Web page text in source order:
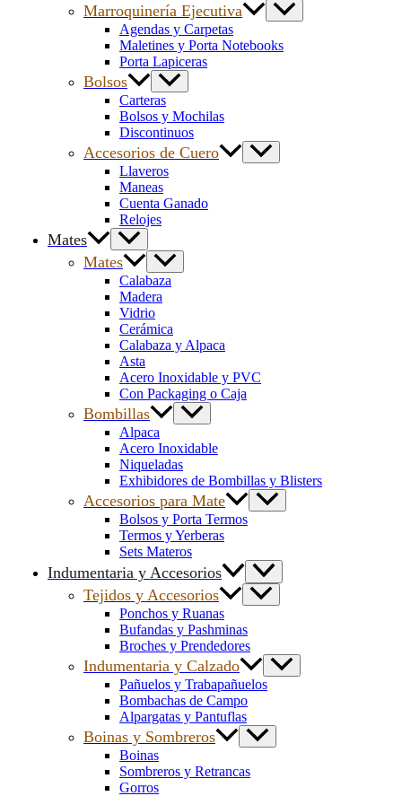
Marroquinería Ejecutiva
Agendas y Carpetas
Maletines y Porta Notebooks
Porta Lapiceras
Bolsos
Carteras
Bolsos y Mochilas
Discontinuos
Accesorios de Cuero
Llaveros
Maneas
Cuenta Ganado
Relojes
Mates
Mates
Calabaza
Madera
Vidrio
Cerámica
Calabaza y Alpaca
Asta
Acero Inoxidable y PVC
Con Packaging o Caja
Bombillas
Alpaca
Acero Inoxidable
Niqueladas
Exhibidores de Bombillas y Blisters
Accesorios para Mate
Bolsos y Porta Termos
Termos y Yerberas
Sets Materos
Indumentaria y Accesorios
Tejidos y Accesorios
Ponchos y Ruanas
Bufandas y Pashminas
Broches y Prendedores
Indumentaria y Calzado
Pañuelos y Trabapañuelos
Bombachas de Campo
Alpargatas y Pantuflas
Boinas y Sombreros
Boinas
Sombreros y Retrancas
Gorros